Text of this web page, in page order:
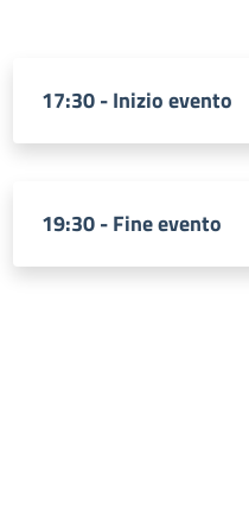
17:30 - Inizio evento
19:30 - Fine evento